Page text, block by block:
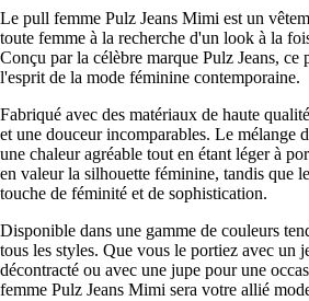
Le pull femme Pulz Jeans Mimi est un
toute femme à la recherche d'un look à la
Conçu par la célèbre marque Pulz Jeans,
l'esprit de la mode féminine contemporaine.
Fabriqué avec des matériaux de haute
et une douceur incomparables. Le mélange
une chaleur agréable tout en étant léger à
en valeur la silhouette féminine, tandis que
touche de féminité et de sophistication.
Disponible dans une gamme de couleurs
tous les styles. Que vous le portiez avec un
décontracté ou avec une jupe pour une
femme Pulz Jeans Mimi sera votre allié